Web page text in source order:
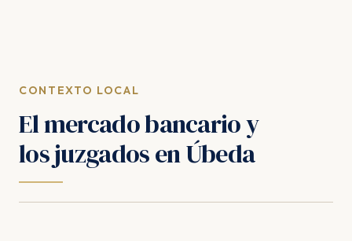
CONTEXTO LOCAL
El mercado bancario y
los juzgados en Úbeda